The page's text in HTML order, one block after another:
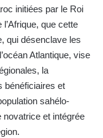
initiées par le Roi
que cette
qui désenclave les
Atlantique, vise
la
bénéficiaires et
sahélo-
novatrice et intégrée